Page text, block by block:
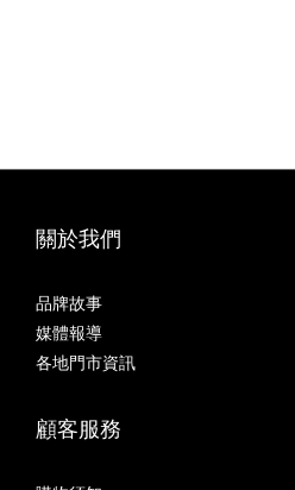
關於我們
品牌故事
媒體報導
各地門市資訊
顧客服務